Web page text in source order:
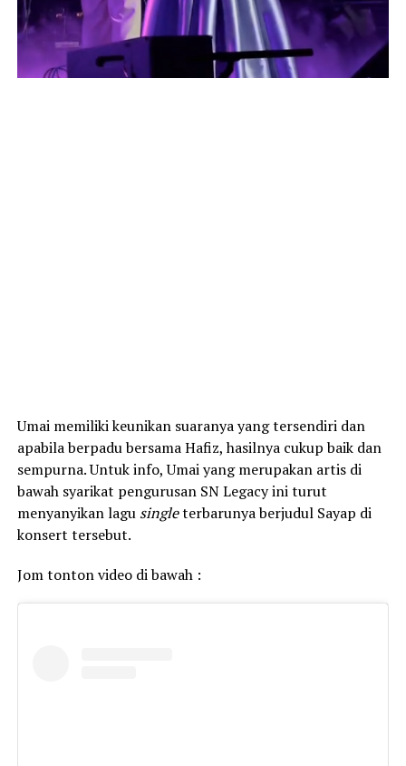
Umai memiliki keunikan suaranya yang tersendiri dan
apabila berpadu bersama Hafiz, hasilnya cukup baik dan
sempurna. Untuk info, Umai yang merupakan artis di
bawah syarikat pengurusan SN Legacy ini turut
menyanyikan lagu singleterbarunya berjudul Sayap di
konsert tersebut.
Jom tonton video di bawah :